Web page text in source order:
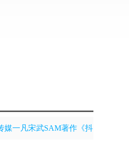
媒一凡宋武SAM著作《抖